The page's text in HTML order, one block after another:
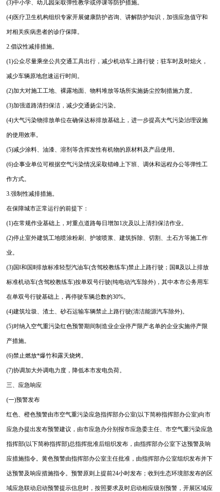
(3)中小学、幼儿园采取弹性教学或停课等防护措施。
(4)医疗卫生机构组织专家开展健康防护咨询、讲解防护知识，加强应急值守和
对相关疾病患者的诊疗保障。
2.倡议性减排措施。
(1)公众尽量乘坐公共交通工具出行，减少机动车上路行驶；驻车时及时熄火，
减少车辆原地怠速运行时间。
(2)加大对施工工地、裸露地面、物料堆放等场所实施扬尘控制措施力度。
(3)加强道路清扫保洁，减少交通扬尘污染。
(4)大气污染物排放单位在确保达标排放基础上，进一步提高大气污染治理设施
的使用效率。
(5)减少涂料、油漆、溶剂等含挥发性有机物的原材料及产品使用。
(6)企事业单位可根据空气污染情况采取错峰上下班、调休和远程办公等弹性工
作方式。
3.强制性减排措施。
在保障城市正常运行的前提下：
(1)在常规作业基础上，对重点道路每日增加1次及以上清扫保洁作业。
(2)停止室外建筑工地喷涂粉刷、护坡喷浆、建筑拆除、切割、土石方等施工作
业。
(3)国Ⅰ和国Ⅱ排放标准轻型汽油车(含驾校教练车)禁止上路行驶；国Ⅲ及以上排放
标准机动车(含驾校教练车)按单双号行驶(纯电动汽车除外)，其中本市公务用车
在单双号行驶基础上，再停驶车辆总数的30%。
(4)建筑垃圾、渣土、砂石运输车辆禁止上路行驶(清洁能源汽车除外)。
(5)对纳入空气重污染红色预警期间制造业企业停产限产名单的企业实施停产限
产措施。
(6)禁止燃放*爆竹和露天烧烤。
(7)协调加大外调电力度，降低本市发电负荷。
三、应急响应
(一)预警发布
红色、橙色预警由市空气重污染应急指挥部办公室(以下简称指挥部办公室)向市
应急办提出发布预警建议，由市应急办分别报市应急委主任、市空气重污染应急
指挥部(以下简称指挥部)总指挥批准后组织发布，由指挥部办公室下达预警及响
应措施指令。黄色预警由指挥部办公室主任批准，由指挥部办公室组织发布并下
达预警及响应措施指令。预警原则上提前24小时发布；收到生态环境部发布的区
域应急联动启动预警提示信息时，按照要求及时启动相应级别预警，开展区域应